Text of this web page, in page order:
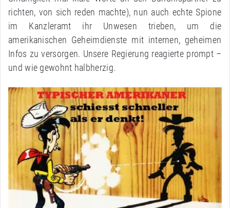
richten, von sich reden machte), nun auch echte Spione
im Kanzleramt ihr Unwesen trieben, um die
amerikanischen Geheimdienste mit internen, geheimen
Infos zu versorgen. Unsere Regierung reagierte prompt –
und wie gewohnt halbherzig.